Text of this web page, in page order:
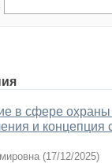
в сфере
и концепция
(17/12/2025)